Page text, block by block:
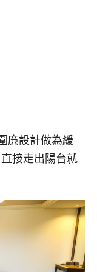
廉設計做為緩
接走出陽台就